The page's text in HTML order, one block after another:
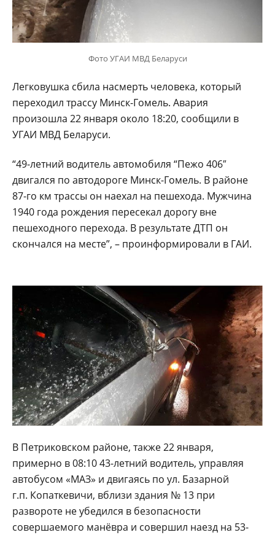
Фото УГАИ МВД Беларуси
Легковушка сбила насмерть человека, который
переходил трассу Минск-Гомель. Авария
произошла 22 января около 18:20, сообщили в
УГАИ МВД Беларуси.
“49-летний водитель автомобиля “Пежо 406″
двигался по автодороге Минск-Гомель. В районе
87-го км трассы он наехал на пешехода. Мужчина
1940 года рождения пересекал дорогу вне
пешеходного перехода. В результате ДТП он
скончался на месте”, – проинформировали в ГАИ.
В Петриковском районе, также 22 января,
примерно в 08:10 43-летний водитель, управляя
автобусом «МАЗ» и двигаясь по ул. Базарной
г.п. Копаткевичи, вблизи здания № 13 при
развороте не убедился в безопасности
совершаемого манёвра и совершил наезд на 53-